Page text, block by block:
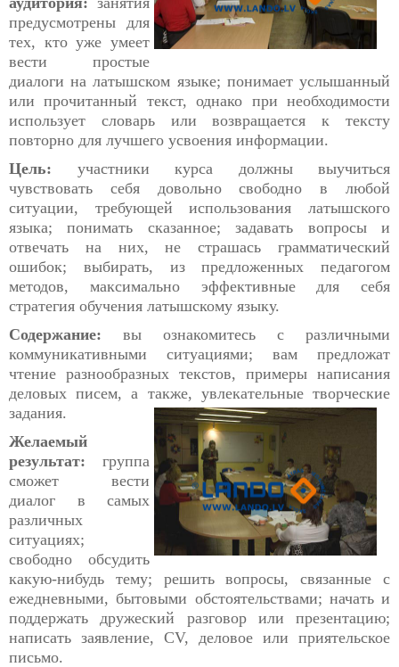
предусмотрены для
тех, кто уже умеет
вести простые
диалоги на латышском языке; понимает услышанный
или прочитанный текст, однако при необходимости
использует словарь или возвращается к тексту
повторно для лучшего усвоения информации.
Цель: участники курса должны выучиться
чувствовать себя довольно свободно в любой
ситуации, требующей использования латышского
языка; понимать сказанное; задавать вопросы и
отвечать на них, не страшась грамматический
ошибок; выбирать, из предложенных педагогом
методов, максимально эффективные для себя
стратегия обучения латышскому языку.
Содержание: вы ознакомитесь с различными
коммуникативными ситуациями; вам предложат
чтение разнообразных текстов, примеры написания
деловых писем, а также, увлекательные творческие
задания.
Желаемый
результат: группа
сможет вести
диалог в самых
различных
ситуациях;
свободно обсудить
какую-нибудь тему; решить вопросы, связанные с
ежедневными, бытовыми обстоятельствами; начать и
поддержать дружеский разговор или презентацию;
написать заявление, СV, деловое или приятельское
письмо.